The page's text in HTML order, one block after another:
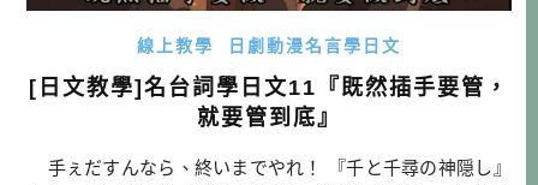
線上教學 日劇動漫名言學日文
[日文教學]名台詞學日文11『既然插手要管，
就要管到底』
手ぇだすんなら、終いまでやれ！ 『千と千尋の神隠し』